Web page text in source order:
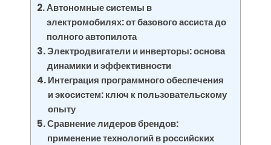
Автономные системы в
электромобилях: от базового ассиста до
полного автопилота
Электродвигатели и инверторы: основа
динамики и эффективности
Интеграция программного обеспечения
и экосистем: ключ к пользовательскому
опыту
Сравнение лидеров брендов:
применение технологий в российских